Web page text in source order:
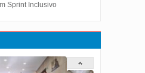
Sprint Inclusivo